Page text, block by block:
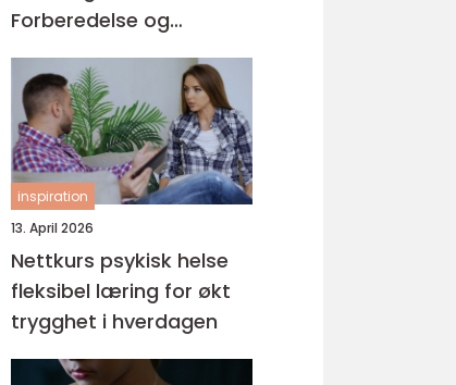
Forberedelse og
kompetansemål
inspiration
13. April 2026
Nettkurs psykisk helse
fleksibel læring for økt
trygghet i hverdagen